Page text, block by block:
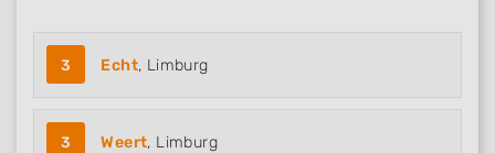
3 Echt, Limburg
3 Weert, Limburg